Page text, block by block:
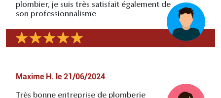
plombier, je suis très satisfait également de
son professionnalisme
Maxime H. le 21/06/2024
Très bonne entreprise de plomberie